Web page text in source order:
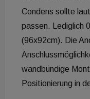
Condens sollte
passen. Lediglich
(96x92cm). Die
wandbündige
Positionierung in